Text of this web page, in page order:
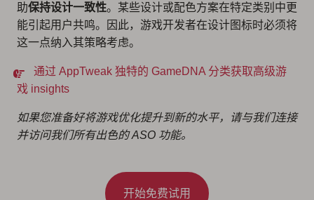
助保持设计一致性。某些设计或配色方案在特定类别中更
能引起用户共鸣。因此，游戏开发者在设计图标时必须将
这一点纳入其策略考虑。
通过 AppTweak 独特的 GameDNA 分类获取高级游
戏 insights
如果您准备好将游戏优化提升到新的水平，请与我们连接
并访问我们所有出色的 ASO 功能。
开始免费试用